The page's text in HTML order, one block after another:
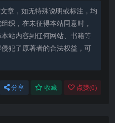
章，如无特殊说明或标注，均
织，在未征得本站同意时，
站内容到任何网站、书籍等
犯了原著者的合法权益，可
分享 收藏 点赞(0)